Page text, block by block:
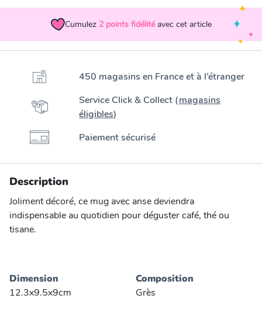
Cumulez 2 points fidélité avec cet article
450 magasins en France et à l’étranger
Service Click & Collect (magasins
éligibles)
Paiement sécurisé
Description
Joliment décoré, ce mug avec anse deviendra
indispensable au quotidien pour déguster café, thé ou
tisane.
Dimension
12.3x9.5x9cm
Composition
Grès